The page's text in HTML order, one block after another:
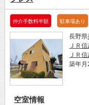
仲介手数料半額 駐車場あり
長野県
ＪＲ
ＪＲ
築年
空室情報